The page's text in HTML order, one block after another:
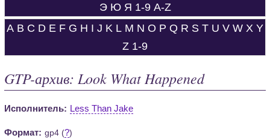
Э Ю Я 1-9 A-Z
A B C D E F G H I J K L M N O P Q R S T U V W X Y
Z 1-9
GTP-архив: Look What Happened
Исполнитель: Less Than Jake
Формат: gp4 (?)